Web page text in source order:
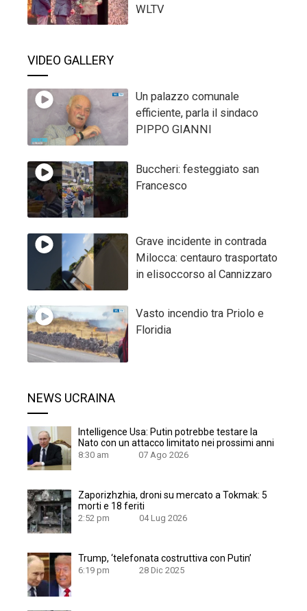
WLTV
VIDEO GALLERY
Un palazzo comunale
efficiente, parla il sindaco
PIPPO GIANNI
Buccheri: festeggiato san
Francesco
Grave incidente in contrada
Milocca: centauro trasportato
in elisoccorso al Cannizzaro
Vasto incendio tra Priolo e
Floridia
NEWS UCRAINA
Intelligence Usa: Putin potrebbe testare la
Nato con un attacco limitato nei prossimi anni
8:30 am 07 Ago 2026
Zaporizhzhia, droni su mercato a Tokmak: 5
morti e 18 feriti
2:52 pm 04 Lug 2026
Trump, ‘telefonata costruttiva con Putin’
6:19 pm 28 Dic 2025